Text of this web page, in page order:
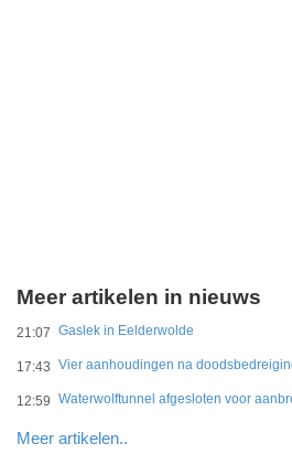
Meer artikelen in nieuws
21:07 Gaslek in Eelderwolde
17:43
12:59 Waterwolftunnel afgesloten voor
Meer artikelen..